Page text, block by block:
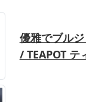
優雅でブル
/ TEAPOT テ